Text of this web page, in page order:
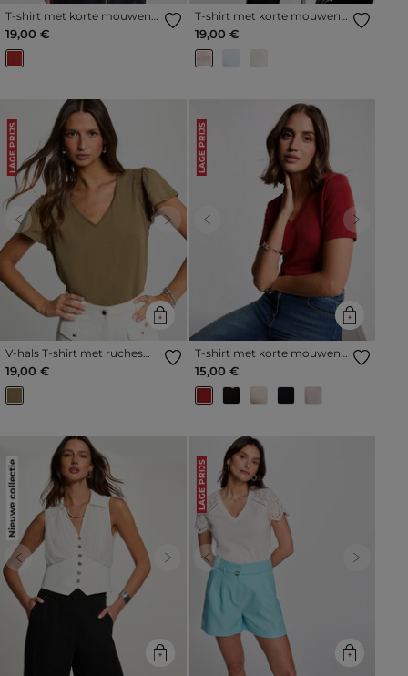
T-shirt met korte mouwen
donker oranje vrouw
19,00 €
T-shirt met korte mouwen
lichtroze vrouw
19,00 €
LAGE PRIJS
Previous Next
V-hals T-shirt met ruches
brons vrouw
19,00 €
LAGE PRIJS
Previous Next
T-shirt met korte mouwen
en V-hals donker oranje
vrouw
15,00 €
Nieuwe collectie
Previous Next
LAGE PRIJS
Previous Next